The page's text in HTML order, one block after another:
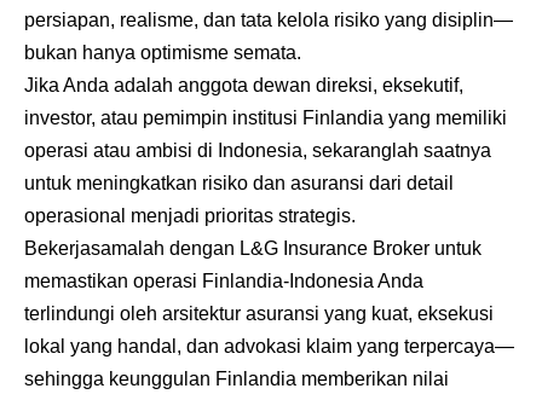
persiapan, realisme, dan tata kelola risiko yang disiplin—
bukan hanya optimisme semata.
Jika Anda adalah anggota dewan direksi, eksekutif,
investor, atau pemimpin institusi Finlandia yang memiliki
operasi atau ambisi di Indonesia, sekaranglah saatnya
untuk meningkatkan risiko dan asuransi dari detail
operasional menjadi prioritas strategis.
Bekerjasamalah dengan L&G Insurance Broker untuk
memastikan operasi Finlandia-Indonesia Anda
terlindungi oleh arsitektur asuransi yang kuat, eksekusi
lokal yang handal, dan advokasi klaim yang terpercaya—
sehingga keunggulan Finlandia memberikan nilai